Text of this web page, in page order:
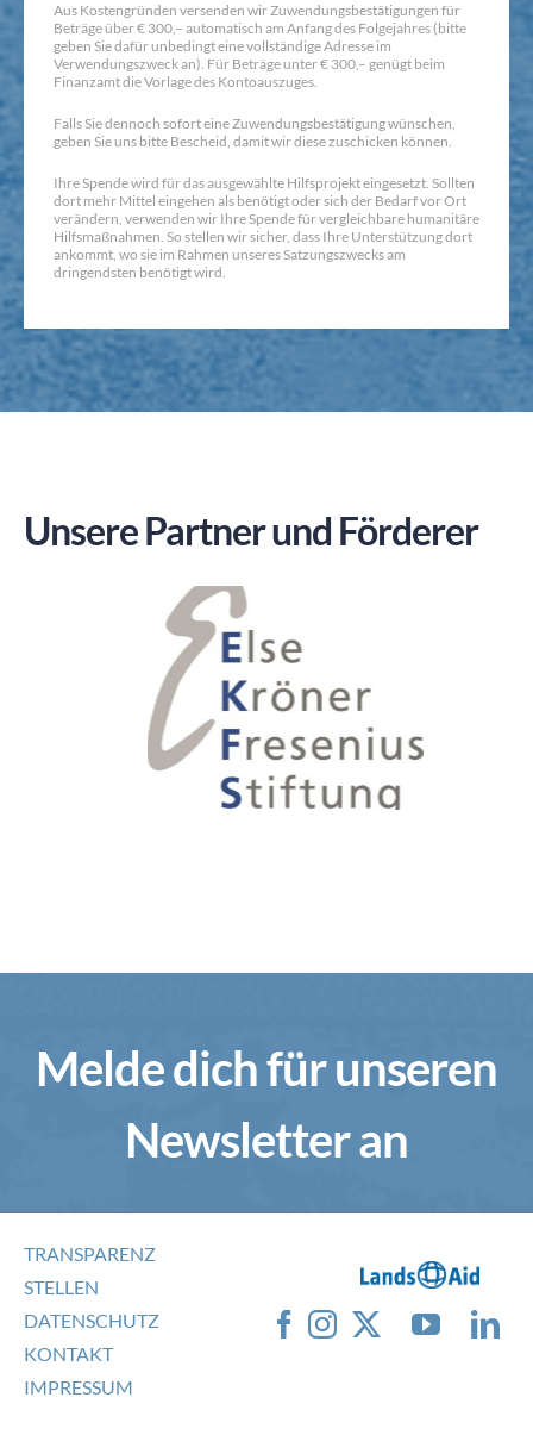
Aus Kostengründen versenden wir Zuwendungsbestätigungen für
Beträge über € 300,– automatisch am Anfang des Folgejahres (bitte
geben Sie dafür unbedingt eine vollständige Adresse im
Verwendungszweck an). Für Beträge unter € 300,– genügt beim
Finanzamt die Vorlage des Kontoauszuges.
Falls Sie dennoch sofort eine Zuwendungsbestätigung wünschen,
geben Sie uns bitte Bescheid, damit wir diese zuschicken können.
Ihre Spende wird für das ausgewählte Hilfsprojekt eingesetzt. Sollten
dort mehr Mittel eingehen als benötigt oder sich der Bedarf vor Ort
verändern, verwenden wir Ihre Spende für vergleichbare humanitäre
Hilfsmaßnahmen. So stellen wir sicher, dass Ihre Unterstützung dort
ankommt, wo sie im Rahmen unseres Satzungszwecks am
dringendsten benötigt wird.
Unsere Partner und Förderer
Melde dich für unseren
Newsletter an
TRANSPARENZ
STELLEN
DATENSCHUTZ
KONTAKT
IMPRESSUM